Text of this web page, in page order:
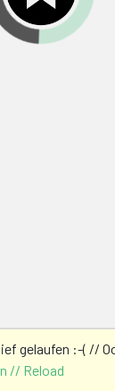
gelaufen :-( //
// Reload